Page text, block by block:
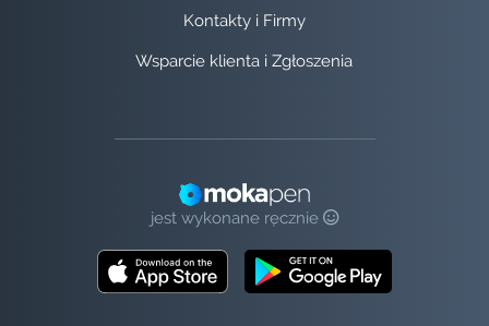
Kontakty i Firmy
Wsparcie klienta i Zgłoszenia
jest wykonane ręcznie